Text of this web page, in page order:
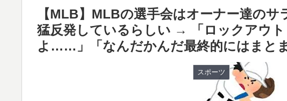
▶ 海外「日本の科学者が猫の寿命を2倍に上げる注射剤を開発。
▶ 海外「日本が正しい！」優しい日本人に甘える外国人に海外が
▶
海外「この日本アニメはマジでぶっ飛んでる！ｗ」外国人が
【MLB】ドジャースファン「7連敗はしんどいわ……」 → 「ま
年暑い季節に負けることが増えるけど結局10月には勝って終わ
【MLB】MLBの選手会はオーナー達の
猛反発しているらしい → 「ロックアウ
よ……」「なんだかんだ最終的にはまと
スポーツ